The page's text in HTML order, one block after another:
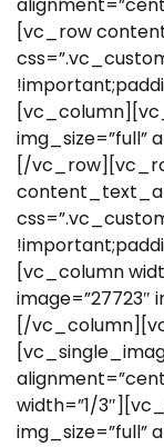
[vc_row
img_size=”full”
[/
[vc_column
image=”27723″
[/
width=”1/
img_size=”full”